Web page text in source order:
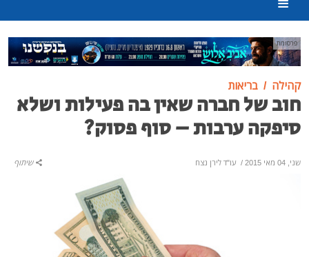
פרסומת
קהילה בריאות
חוב של חברה שאין בה פעילות ושלא
סיפקה ערבות – סוף פסוק?
שני, 04 מאי 2015 / עו"ד לירן נצח שיתוף